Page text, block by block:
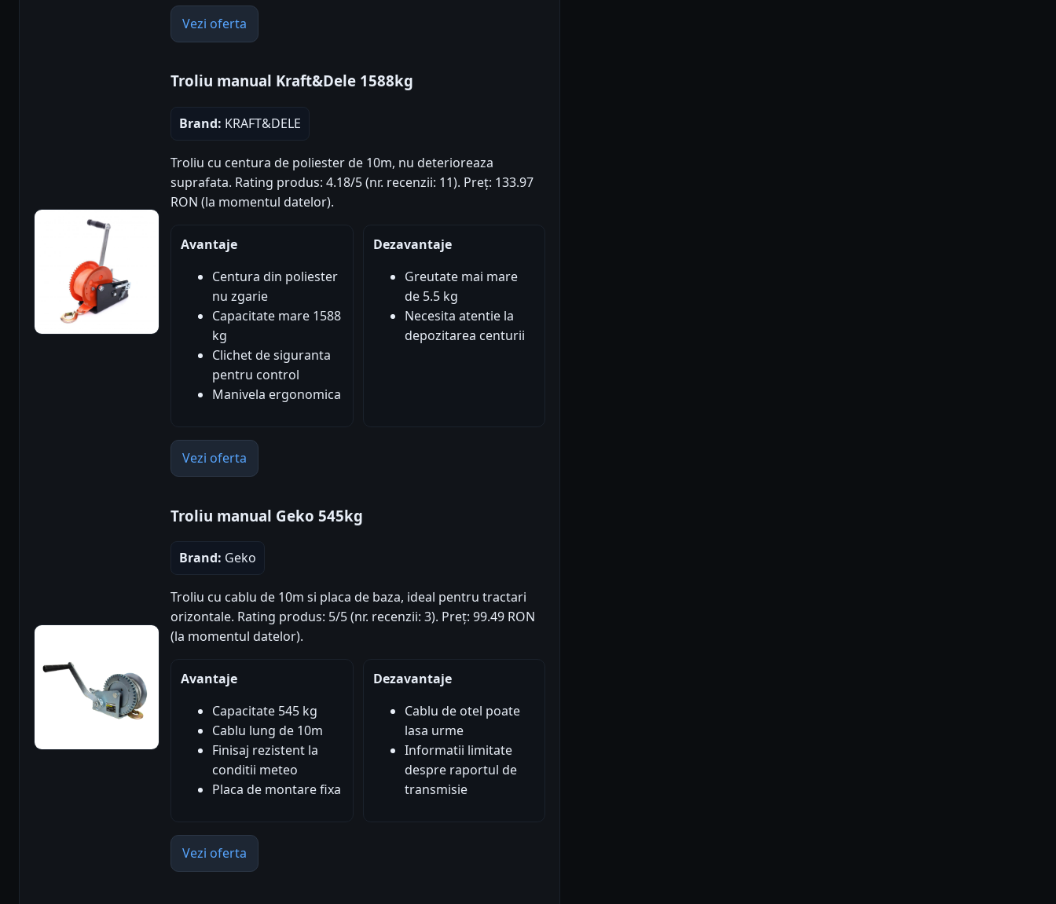
Vezi oferta
Troliu manual Kraft&Dele 1588kg
Brand: KRAFT&DELE
Troliu cu centura de poliester de 10m, nu deterioreaza
suprafata. Rating produs: 4.18/5 (nr. recenzii: 11). Preț: 133.97
RON (la momentul datelor).
Avantaje
Centura din poliester
nu zgarie
Capacitate mare 1588
kg
Clichet de siguranta
pentru control
Manivela ergonomica
Dezavantaje
Greutate mai mare
de 5.5 kg
Necesita atentie la
depozitarea centurii
Vezi oferta
Troliu manual Geko 545kg
Brand: Geko
Troliu cu cablu de 10m si placa de baza, ideal pentru tractari
orizontale. Rating produs: 5/5 (nr. recenzii: 3). Preț: 99.49 RON
(la momentul datelor).
Avantaje
Capacitate 545 kg
Cablu lung de 10m
Finisaj rezistent la
conditii meteo
Placa de montare fixa
Dezavantaje
Cablu de otel poate
lasa urme
Informatii limitate
despre raportul de
transmisie
Vezi oferta